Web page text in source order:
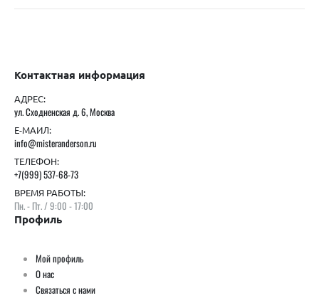
Контактная информация
АДРЕС:
ул. Сходненская д. 6, Москва
Е-МАИЛ:
info@misteranderson.ru
ТЕЛЕФОН:
+7(999) 537-68-73
ВРЕМЯ РАБОТЫ:
Пн. - Пт. / 9:00 - 17:00
Профиль
Мой профиль
О нас
Связаться с нами